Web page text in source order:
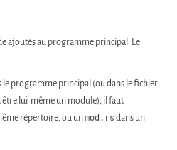
ajoutés au programme principal. Le
le programme principal (ou dans le fichier
être lui-même un module), il faut
répertoire, ou unmod.rs dans un